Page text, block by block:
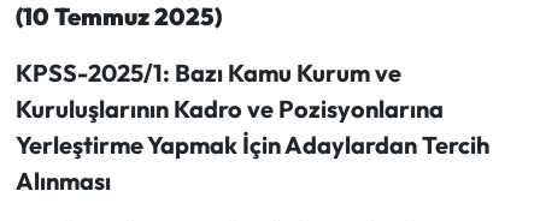
(10 Temmuz 2025)
KPSS-2025/1: Bazı Kamu Kurum ve
Kuruluşlarının Kadro ve Pozisyonlarına
Yerleştirme Yapmak İçin Adaylardan Tercih
Alınması